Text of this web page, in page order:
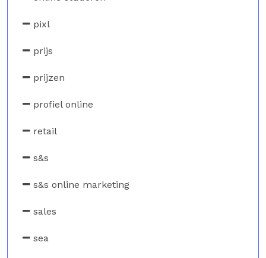
pixl
prijs
prijzen
profiel online
retail
s&s
s&s online marketing
sales
sea